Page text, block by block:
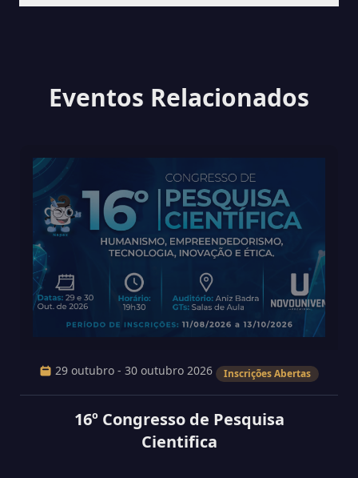
Eventos Relacionados
29 outubro - 30 outubro 2026 Inscrições Abertas
16º Congresso de Pesquisa
Cientifica